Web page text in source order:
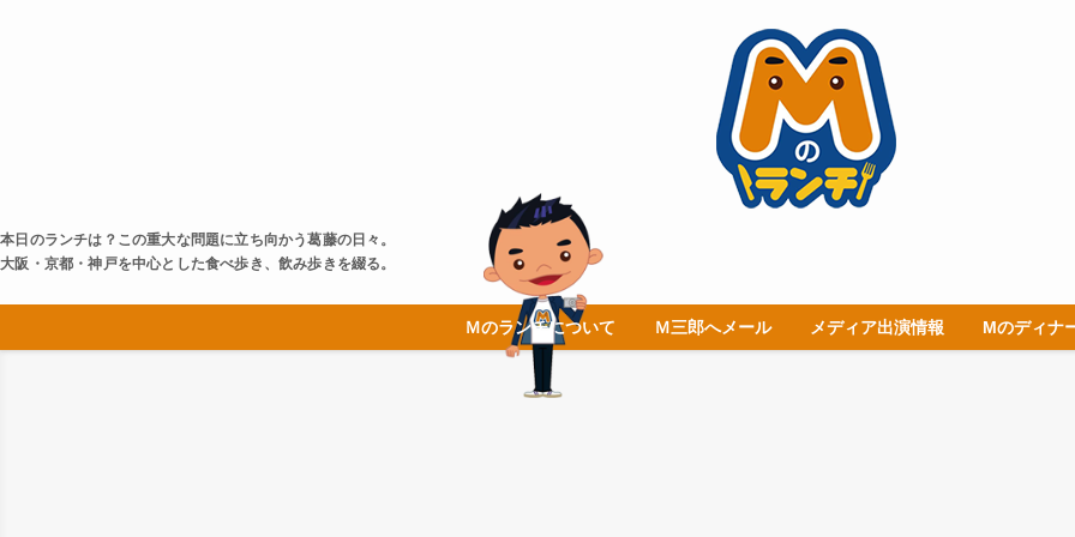
本日のランチは？この重大な問題に立ち向かう葛藤の日々。
大阪・京都・神戸を中心とした食べ歩き、飲み歩きを綴る。
Ｍのランチについて Ｍ三郎へメール メディア出演情報 Mのディナ